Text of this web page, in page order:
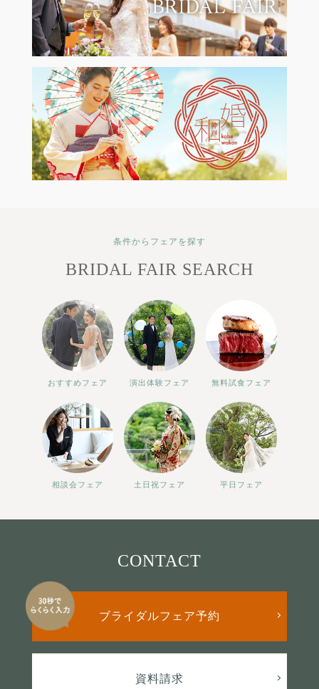
条件からフェアを探す
BRIDAL FAIR SEARCH
おすすめフェア 演出体験フェア 無料試食フェア
相談会フェア 土日祝フェア 平日フェア
CONTACT
ブライダルフェア予約
資料請求